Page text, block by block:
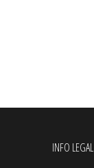
INFO LEGAL